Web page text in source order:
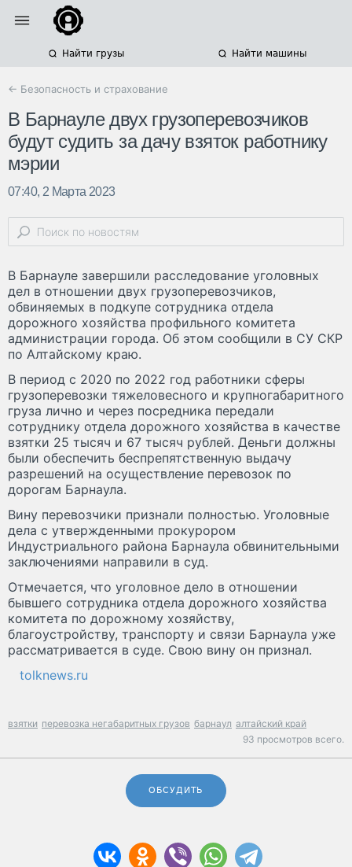
Найти грузы Найти машины
← Безопасность и страхование
В Барнауле двух грузоперевозчиков
будут судить за дачу взяток работнику
мэрии
07:40, 2 Марта 2023
В Барнауле завершили расследование уголовных
дел в отношении двух грузоперевозчиков,
обвиняемых в подкупе сотрудника отдела
дорожного хозяйства профильного комитета
администрации города. Об этом сообщили в СУ СКР
по Алтайскому краю.
В период с 2020 по 2022 год работники сферы
грузоперевозки тяжеловесного и крупногабаритного
груза лично и через посредника передали
сотруднику отдела дорожного хозяйства в качестве
взятки 25 тысяч и 67 тысяч рублей. Деньги должны
были обеспечить беспрепятственную выдачу
разрешений на осуществление перевозок по
дорогам Барнаула.
Вину перевозчики признали полностью. Уголовные
дела с утвержденными прокурором
Индустриального района Барнаула обвинительными
заключениями направили в суд.
Отмечается, что уголовное дело в отношении
бывшего сотрудника отдела дорожного хозяйства
комитета по дорожному хозяйству,
благоустройству, транспорту и связи Барнаула уже
рассматривается в суде. Свою вину он признал.
tolknews.ru
взятки перевозка негабаритных грузов барнаул алтайский край
93 просмотров всего.
ОБСУДИТЬ